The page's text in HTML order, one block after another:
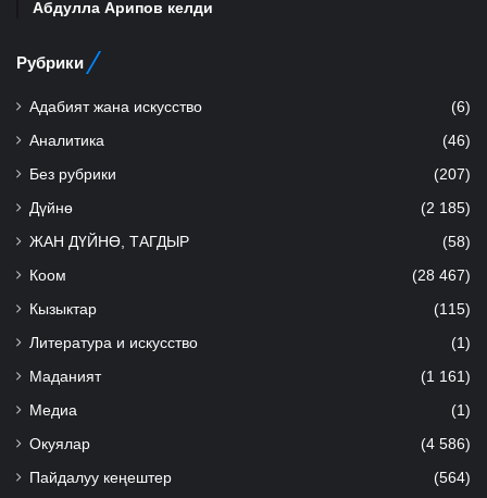
Абдулла Арипов келди
Рубрики
Адабият жана искусство (6)
Аналитика (46)
Без рубрики (207)
Дүйнө (2 185)
ЖАН ДҮЙНӨ, ТАГДЫР (58)
Коом (28 467)
Кызыктар (115)
Литература и искусство (1)
Маданият (1 161)
Медиа (1)
Окуялар (4 586)
Пайдалуу кеңештер (564)